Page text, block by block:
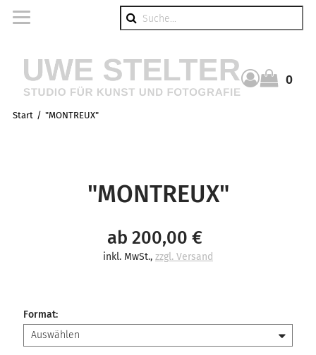
0
Start "MONTREUX"
"MONTREUX"
ab 200,00 €
inkl. MwSt., zzgl. Versand
Format: